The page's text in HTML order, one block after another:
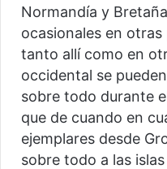
Normandía y
ocasionales en
tanto allí como en
occidental se
sobre todo durante
que de cuando en
ejemplares desde
sobre todo a las